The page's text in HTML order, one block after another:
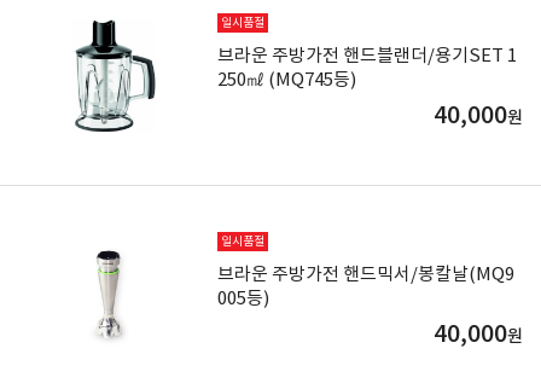
일시품절
브라운 주방가전 핸드블랜더/용기SET 1
250㎖ (MQ745등)
40,000원
일시품절
브라운 주방가전 핸드믹서/봉칼날(MQ9
005등)
40,000원